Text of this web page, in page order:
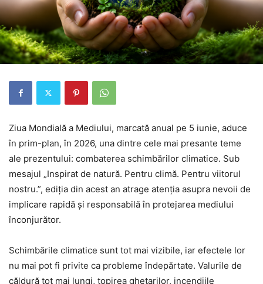
Ziua Mondială a Mediului, marcată anual pe 5 iunie, aduce
în prim-plan, în 2026, una dintre cele mai presante teme
ale prezentului: combaterea schimbărilor climatice. Sub
mesajul „Inspirat de natură. Pentru climă. Pentru viitorul
nostru.”, ediția din acest an atrage atenția asupra nevoii de
implicare rapidă și responsabilă în protejarea mediului
înconjurător.
Schimbările climatice sunt tot mai vizibile, iar efectele lor
nu mai pot fi privite ca probleme îndepărtate. Valurile de
căldură tot mai lungi, topirea ghețarilor, incendiile